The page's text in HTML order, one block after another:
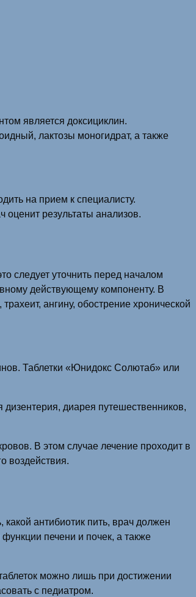
является доксициклин.
лактозы моногидрат, а также
на прием к специалисту.
оценит результаты анализов.
следует уточнить перед началом
действующему компоненту. В
ангину, обострение хронической
Таблетки «Юнидокс Солютаб» или
дизентерия, диарея путешественников,
В этом случае лечение проходит в
воздействия.
антибиотик пить, врач должен
печени и почек, а также
можно лишь при достижении
с педиатром.